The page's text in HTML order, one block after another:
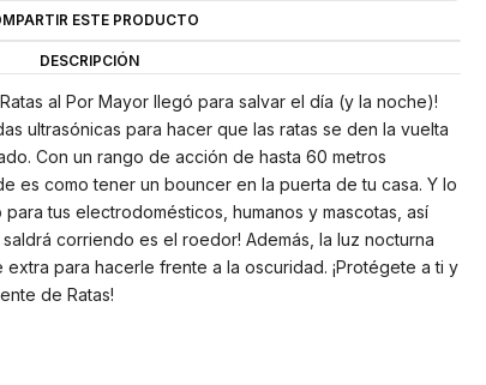
ESTE PRODUCTO
DESCRIPCIÓN
al Por Mayor llegó para salvar el día (y la noche)!
ultrasónicas para hacer que las ratas se den la vuelta
Con un rango de acción de hasta 60 metros
es como tener un bouncer en la puerta de tu casa. Y lo
tus electrodomésticos, humanos y mascotas, así
corriendo es el roedor! Además, la luz nocturna
para hacerle frente a la oscuridad. ¡Protégete a ti y
de Ratas!